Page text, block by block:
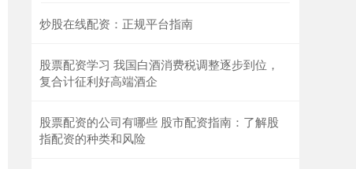
炒股在线配资：正规平台指南
股票配资学习 我国白酒消费税调整逐步到位，
复合计征利好高端酒企
股票配资的公司有哪些 股市配资指南：了解股
指配资的种类和风险